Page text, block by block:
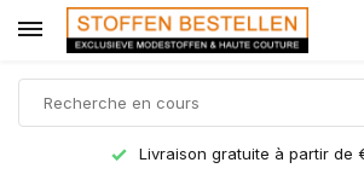
Livraison gratuite à partir de